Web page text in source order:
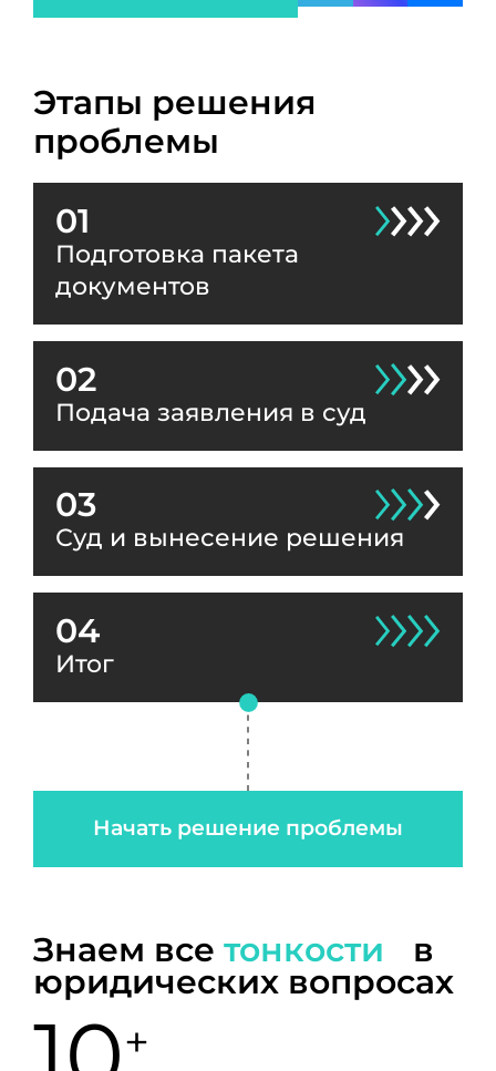
Этапы решения
проблемы
01
Подготовка пакета
документов
02
Подача заявления в суд
03
Суд и вынесение решения
04
Итог
Начать решение проблемы
Знаем все тонкости в
юридических вопросах
+